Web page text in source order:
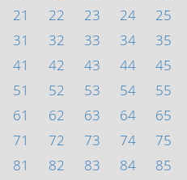
21
22 23 24 25
31
32 33 34 35
41
42 43 44 45
51
52 53 54 55
61
62 63 64 65
71
72 73 74 75
81
82 83 84 85